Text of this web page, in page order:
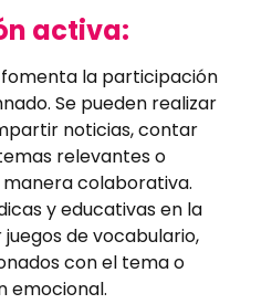
activa:
la participación
Se pueden realizar
noticias, contar
relevantes o
colaborativa.
y educativas en la
de vocabulario,
con el tema o
emocional.